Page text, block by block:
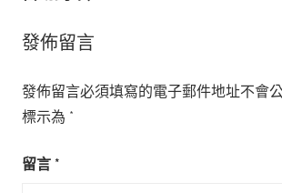
覽
發佈留言
發佈留言必須填寫的電子郵件地址不會
標示為 *
留言 *